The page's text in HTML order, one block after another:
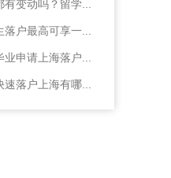
有变动吗？留学...
户最高可享一...
申请上海落户...
落户上海有哪...